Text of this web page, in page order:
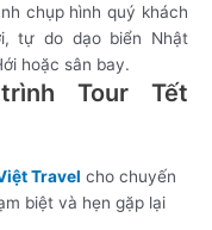
chụp hình quý khách
tự do dạo biển Nhật
hoặc sân bay.
Tour Tết
Travel cho chuyến
biệt và hẹn gặp lại